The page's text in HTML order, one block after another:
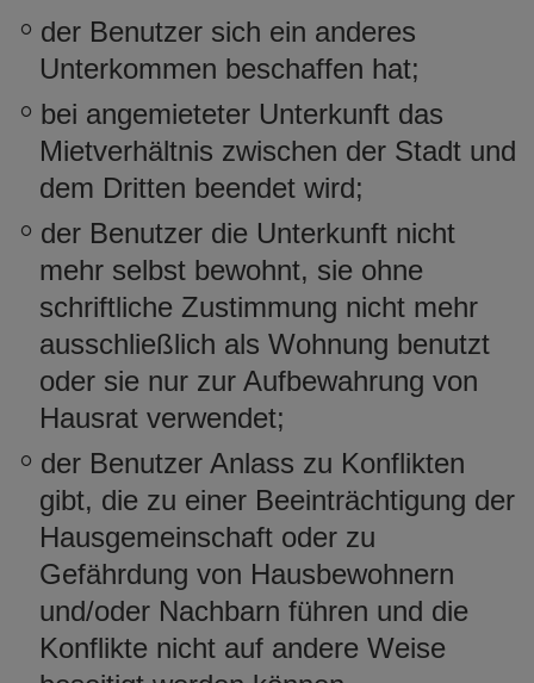
der Benutzer sich ein anderes
Unterkommen beschaffen hat;
bei angemieteter Unterkunft das
Mietverhältnis zwischen der Stadt und
dem Dritten beendet wird;
der Benutzer die Unterkunft nicht
mehr selbst bewohnt, sie ohne
schriftliche Zustimmung nicht mehr
ausschließlich als Wohnung benutzt
oder sie nur zur Aufbewahrung von
Hausrat verwendet;
der Benutzer Anlass zu Konflikten
gibt, die zu einer Beeinträchtigung der
Hausgemeinschaft oder zu
Gefährdung von Hausbewohnern
und/oder Nachbarn führen und die
Konflikte nicht auf andere Weise